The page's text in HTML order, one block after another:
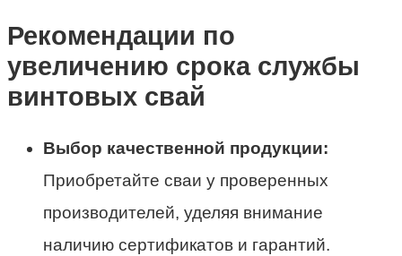
Рекомендации по
увеличению срока службы
винтовых свай
Выбор качественной продукции:
Приобретайте сваи у проверенных
производителей, уделяя внимание
наличию сертификатов и гарантий.